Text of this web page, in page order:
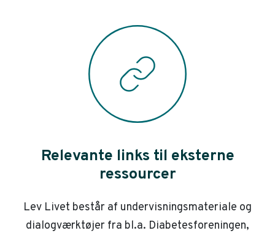
Relevante links til eksterne
ressourcer
Lev Livet består af undervisningsmateriale og
dialogværktøjer fra bl.a. Diabetesforeningen,